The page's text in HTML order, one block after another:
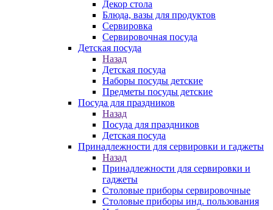
Декор стола
Блюда, вазы для продуктов
Сервировка
Сервировочная посуда
Детская посуда
Назад
Детская посуда
Наборы посуды детские
Предметы посуды детские
Посуда для праздников
Назад
Посуда для праздников
Детская посуда
Принадлежности для сервировки и гаджеты
Назад
Принадлежности для сервировки и
гаджеты
Столовые приборы сервировочные
Столовые приборы инд. пользования